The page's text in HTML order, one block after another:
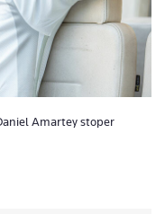
Amartey stoper